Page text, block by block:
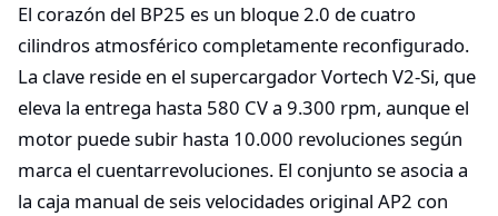
El corazón del BP25 es un bloque 2.0 de cuatro
cilindros atmosférico completamente reconfigurado.
La clave reside en el supercargador Vortech V2-Si, que
eleva la entrega hasta 580 CV a 9.300 rpm, aunque el
motor puede subir hasta 10.000 revoluciones según
marca el cuentarrevoluciones. El conjunto se asocia a
la caja manual de seis velocidades original AP2 con